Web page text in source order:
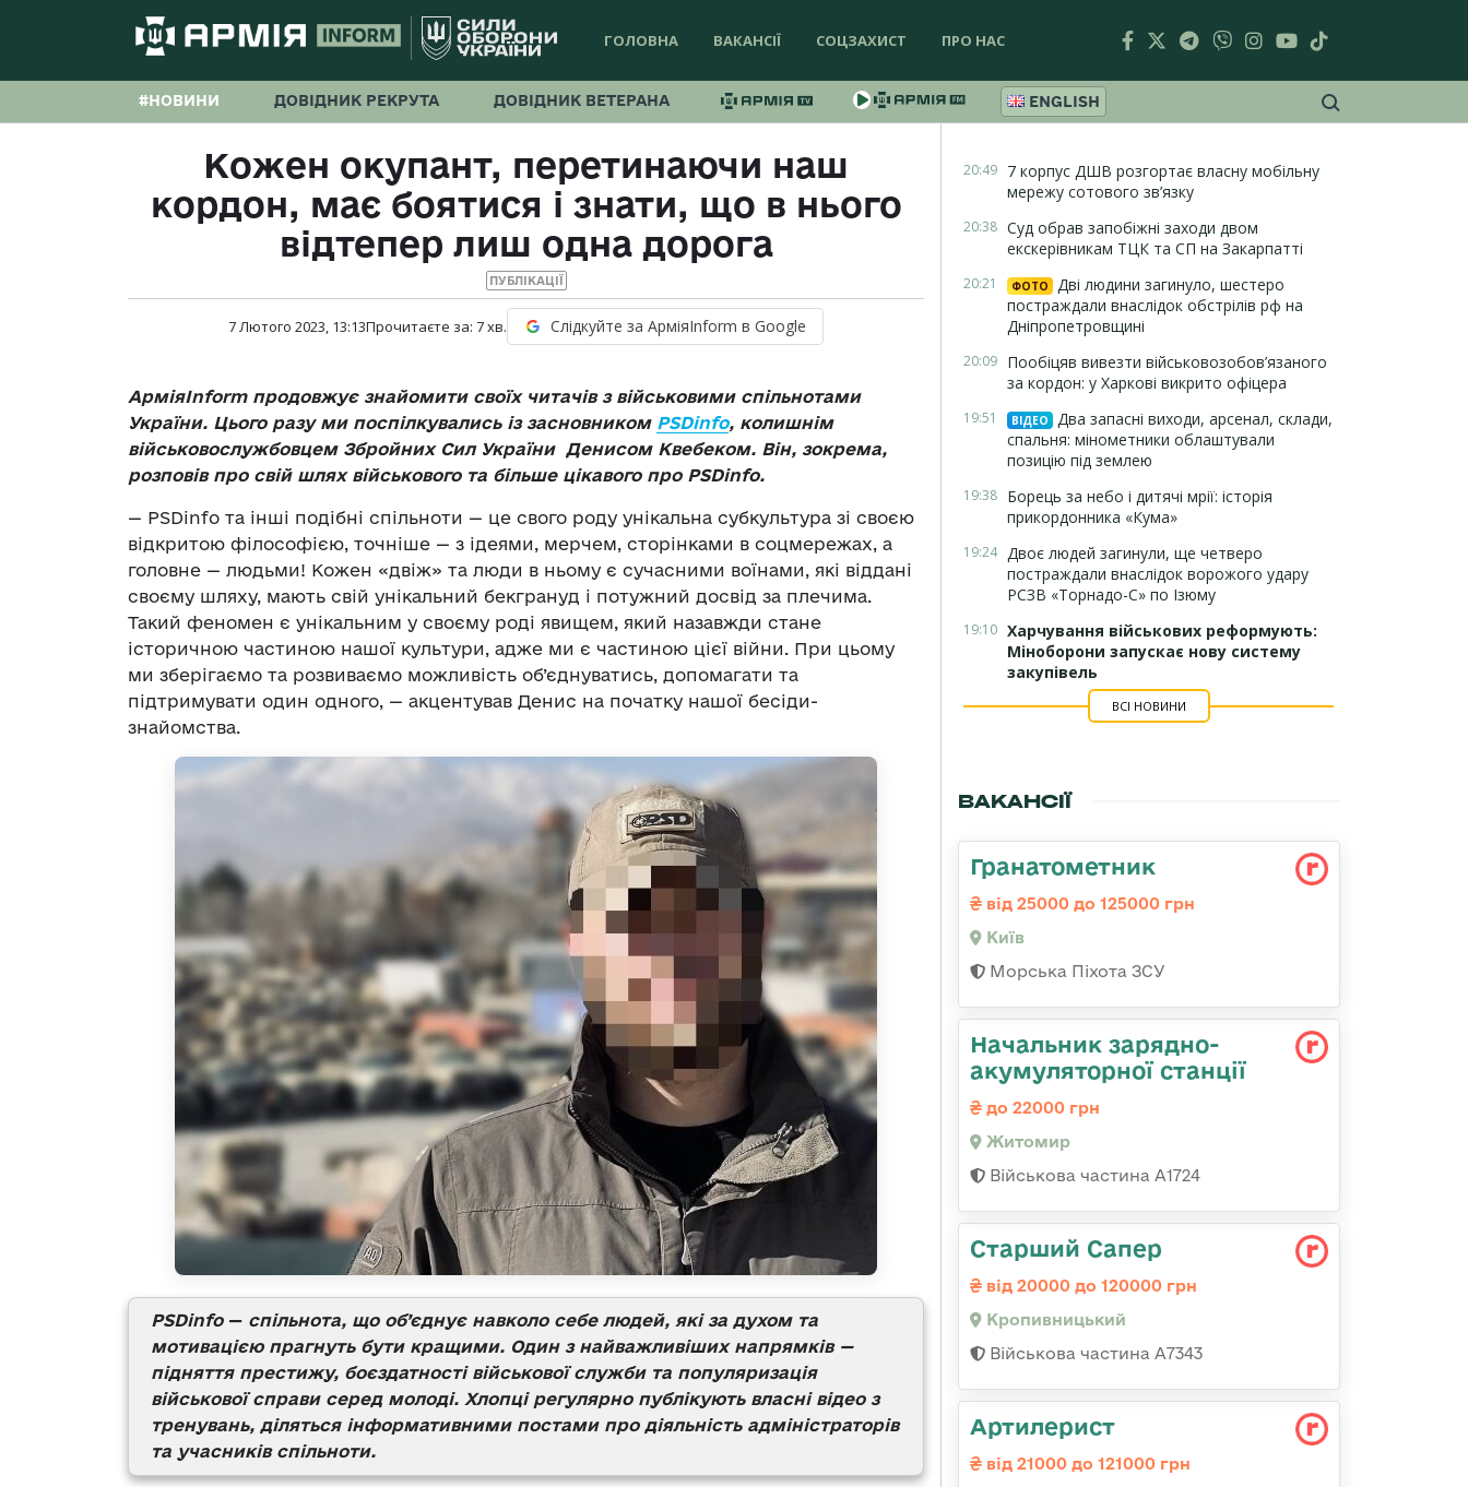
ГОЛОВНА ВАКАНСІЇ СОЦЗАХИСТ ПРО НАС
#НОВИНИ ДОВІДНИК РЕКРУТА ДОВІДНИК ВЕТЕРАНА ENGLISH
Кожен окупант, перетинаючи наш
кордон, має боятися і знати, що в нього
відтепер лиш одна дорога
ПУБЛІКАЦІЇ
7 Лютого 2023, 13:13Прочитаєте за: 7хв. Слідкуйте за АрміяInform в Google
АрміяInform продовжує знайомити своїх читачів з військовими спільнотами
України. Цього разу ми поспілкувались із засновником PSDinfo, колишнім
військовослужбовцем Збройних Сил України Денисом Квебеком. Він, зокрема,
розповів про свій шлях військового та більше цікавого про PSDinfo.
— PSDinfo та інші подібні спільноти — це свого роду унікальна субкультура зі своєю
відкритою філософією, точніше — з ідеями, мерчем, сторінками в соцмережах, а
головне — людьми! Кожен «двіж» та люди в ньому є сучасними воїнами, які віддані
своєму шляху, мають свій унікальний бекгрануд і потужний досвід за плечима.
Такий феномен є унікальним у своєму роді явищем, який назавжди стане
історичною частиною нашої культури, адже ми є частиною цієї війни. При цьому
ми зберігаємо та розвиваємо можливість об’єднуватись, допомагати та
підтримувати один одного, — акцентував Денис на початку нашої бесіди-
знайомства.
PSDinfo — спільнота, що об’єднує навколо себе людей, які за духом та
мотивацією прагнуть бути кращими. Один з найважливіших напрямків —
підняття престижу, боєздатності військової служби та популяризація
військової справи серед молоді. Хлопці регулярно публікують власні відео з
тренувань, діляться інформативними постами про діяльність адміністраторів
та учасників спільноти.
20:49 7 корпус ДШВ розгортає власну мобільну
мережу сотового зв’язку
20:38 Суд обрав запобіжні заходи двом
екскерівникам ТЦК та СП на Закарпатті
20:21 ФОТО
Дві людини загинуло, шестеро
постраждали внаслідок обстрілів рф на
Дніпропетровщині
20:09 Пообіцяв вивезти військовозобов’язаного
за кордон: у Харкові викрито офіцера
19:51 ВІДЕО
Два запасні виходи, арсенал, склади,
спальня: мінометники облаштували
позицію під землею
19:38 Борець за небо і дитячі мрії: історія
прикордонника «Кума»
19:24 Двоє людей загинули, ще четверо
постраждали внаслідок ворожого удару
РСЗВ «Торнадо-С» по Ізюму
19:10 Харчування військових реформують:
Міноборони запускає нову систему
закупівель
ВСІ НОВИНИ
ВАКАНСІЇ
Гранатометник
від 25000 до 125000 грн
Київ
Морська Піхота ЗСУ
Начальник зарядно-
акумуляторної станції
до 22000 грн
Житомир
Військова частина А1724
Старший Сапер
від 20000 до 120000 грн
Кропивницький
Військова частина А7343
Артилерист
від 21000 до 121000 грн